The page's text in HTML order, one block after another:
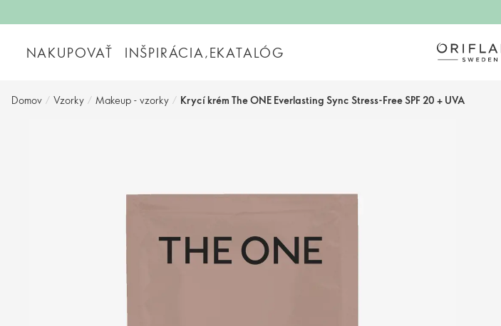
NAKUPOVAŤ INŠPIRÁCIA,EKATALÓG
Domov / Vzorky / Makeup - vzorky / Krycí krém The ONE Everlasting Sync Stress-Free SPF 20 + UVA